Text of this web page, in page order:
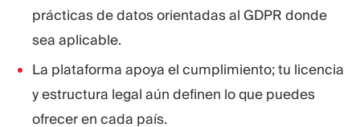
prácticas de datos orientadas al GDPR donde
sea aplicable.
La plataforma apoya el cumplimiento; tu licencia
y estructura legal aún definen lo que puedes
ofrecer en cada país.